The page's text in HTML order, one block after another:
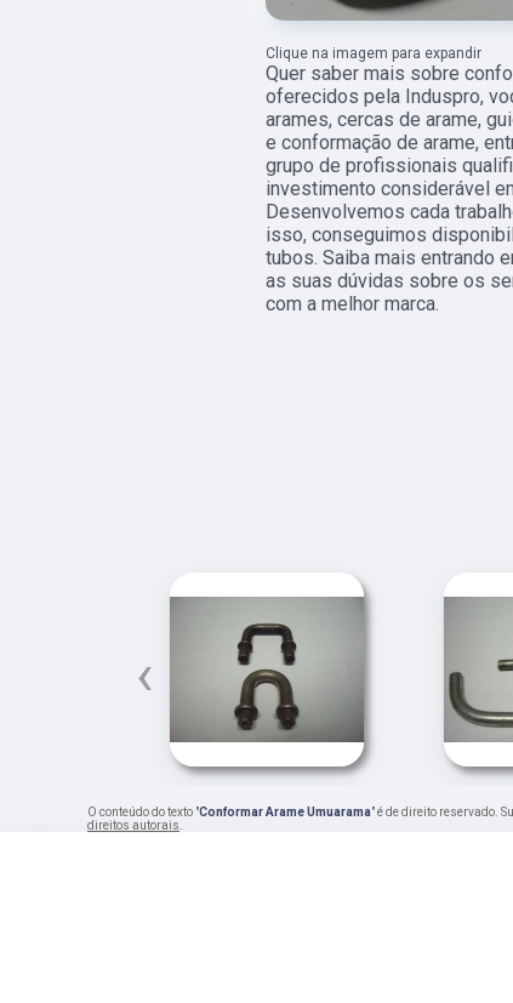
Clique na imagem para expandir
Quer saber mais sobre
oferecidos pela Induspro,
arames, cercas de arame,
e conformação de arame,
grupo de profissionais
investimento considerável
Desenvolvemos cada
isso, conseguimos
tubos. Saiba mais entrando
as suas dúvidas sobre os
com a melhor marca.
‹
O conteúdo do texto "Conformar Arame Umuarama" é de direito reservado.
direitos autorais